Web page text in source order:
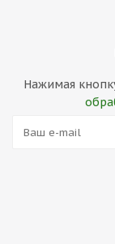
Нажимая